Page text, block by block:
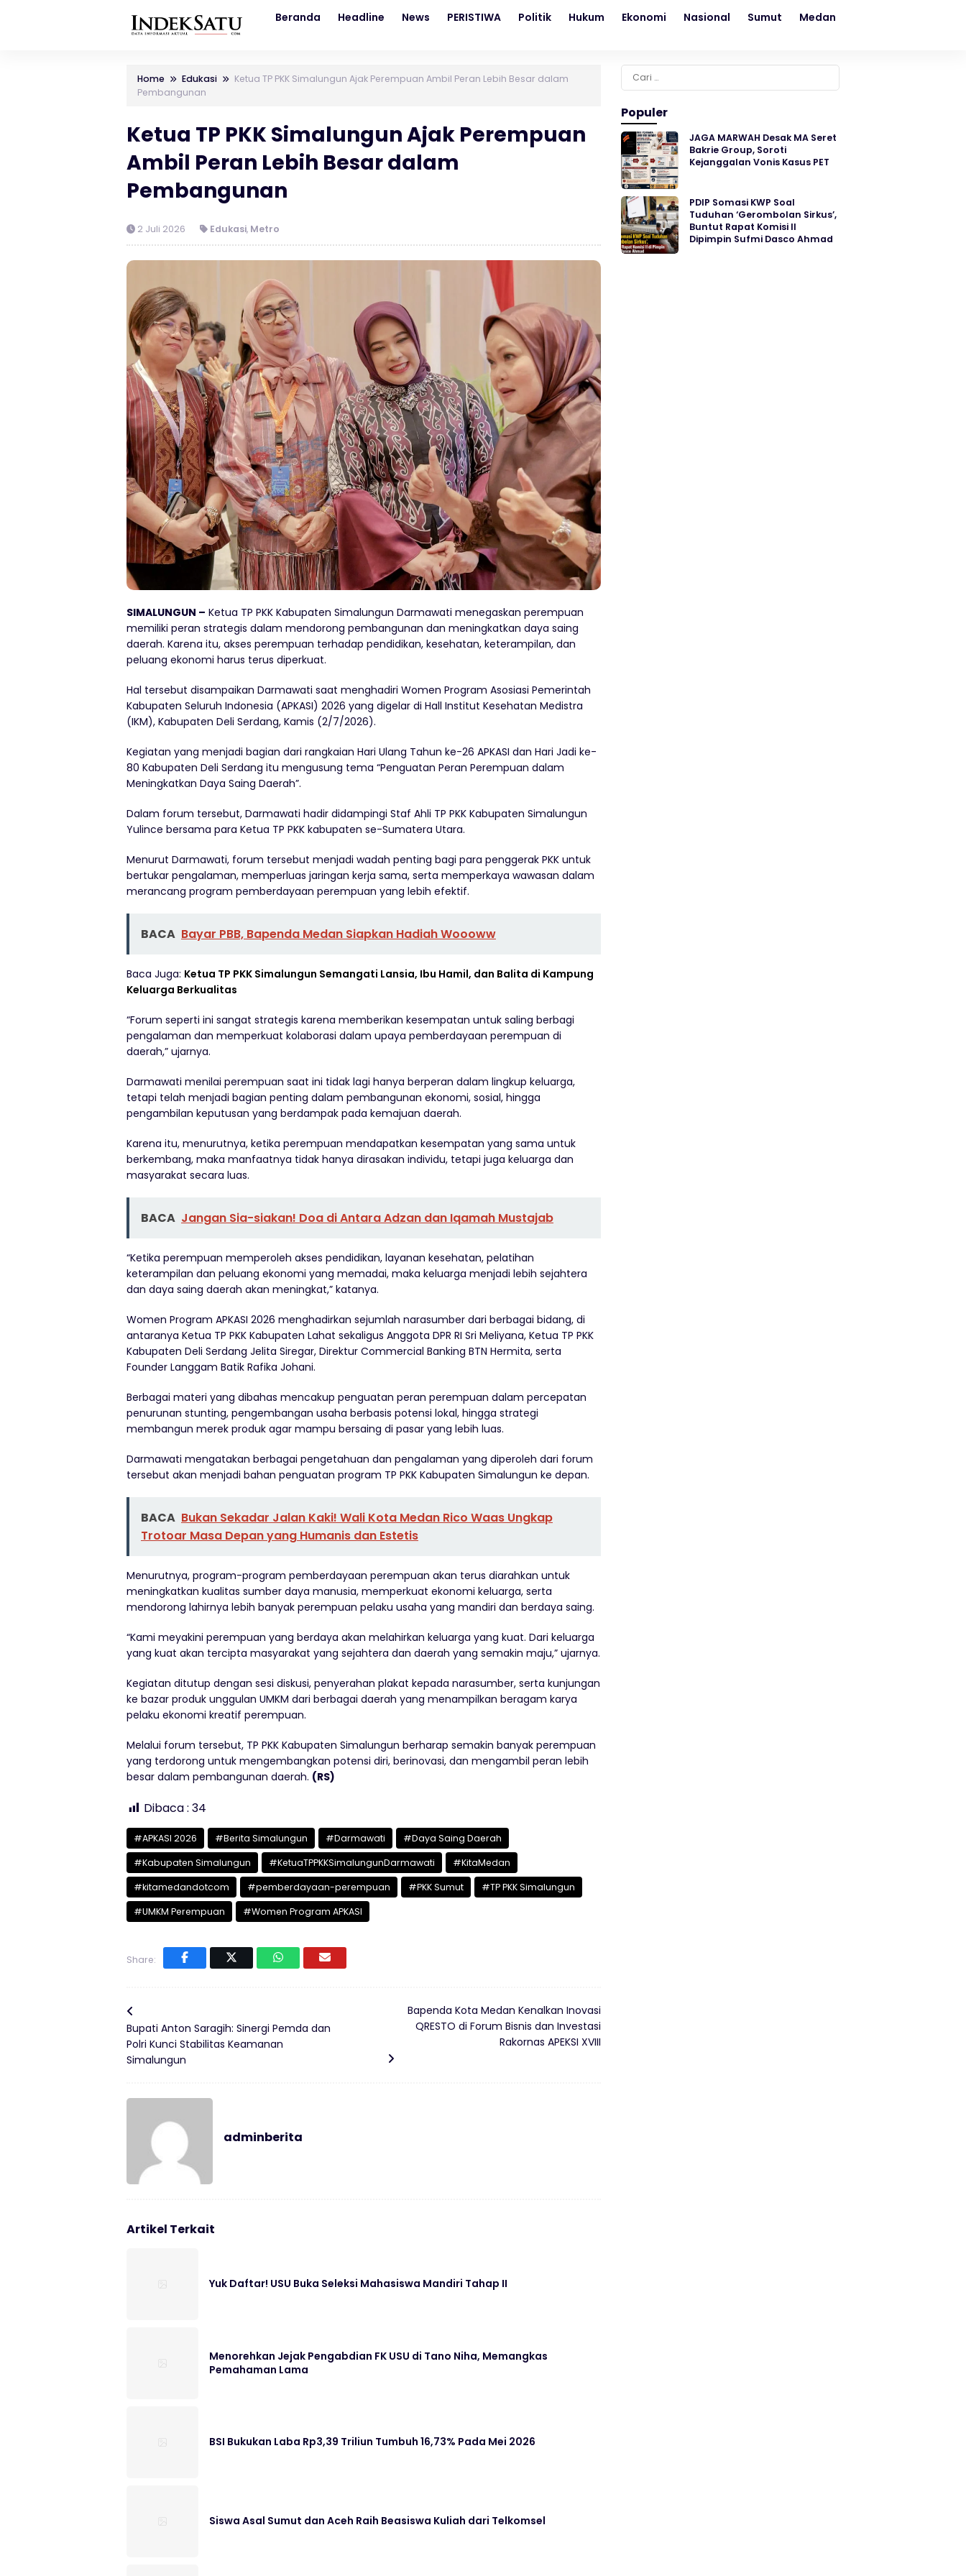
Beranda Headline News PERISTIWA Politik Hukum Ekonomi Nasional Sumut Medan
Home Edukasi
Ketua TP PKK Simalungun Ajak Perempuan Ambil Peran Lebih Besar dalam
Pembangunan
Ketua TP PKK Simalungun Ajak Perempuan
Ambil Peran Lebih Besar dalam
Pembangunan
2 Juli 2026 Edukasi, Metro
SIMALUNGUN – Ketua TP PKK Kabupaten Simalungun Darmawati menegaskan perempuan
memiliki peran strategis dalam mendorong pembangunan dan meningkatkan daya saing
daerah. Karena itu, akses perempuan terhadap pendidikan, kesehatan, keterampilan, dan
peluang ekonomi harus terus diperkuat.
Hal tersebut disampaikan Darmawati saat menghadiri Women Program Asosiasi Pemerintah
Kabupaten Seluruh Indonesia (APKASI) 2026 yang digelar di Hall Institut Kesehatan Medistra
(IKM), Kabupaten Deli Serdang, Kamis (2/7/2026).
Kegiatan yang menjadi bagian dari rangkaian Hari Ulang Tahun ke-26 APKASI dan Hari Jadi ke-
80 Kabupaten Deli Serdang itu mengusung tema “Penguatan Peran Perempuan dalam
Meningkatkan Daya Saing Daerah”.
Dalam forum tersebut, Darmawati hadir didampingi Staf Ahli TP PKK Kabupaten Simalungun
Yulince bersama para Ketua TP PKK kabupaten se-Sumatera Utara.
Menurut Darmawati, forum tersebut menjadi wadah penting bagi para penggerak PKK untuk
bertukar pengalaman, memperluas jaringan kerja sama, serta memperkaya wawasan dalam
merancang program pemberdayaan perempuan yang lebih efektif.
BACA Bayar PBB, Bapenda Medan Siapkan Hadiah Woooww
Baca Juga: Ketua TP PKK Simalungun Semangati Lansia, Ibu Hamil, dan Balita di Kampung
Keluarga Berkualitas
“Forum seperti ini sangat strategis karena memberikan kesempatan untuk saling berbagi
pengalaman dan memperkuat kolaborasi dalam upaya pemberdayaan perempuan di
daerah,” ujarnya.
Darmawati menilai perempuan saat ini tidak lagi hanya berperan dalam lingkup keluarga,
tetapi telah menjadi bagian penting dalam pembangunan ekonomi, sosial, hingga
pengambilan keputusan yang berdampak pada kemajuan daerah.
Karena itu, menurutnya, ketika perempuan mendapatkan kesempatan yang sama untuk
berkembang, maka manfaatnya tidak hanya dirasakan individu, tetapi juga keluarga dan
masyarakat secara luas.
BACA Jangan Sia-siakan! Doa di Antara Adzan dan Iqamah Mustajab
“Ketika perempuan memperoleh akses pendidikan, layanan kesehatan, pelatihan
keterampilan dan peluang ekonomi yang memadai, maka keluarga menjadi lebih sejahtera
dan daya saing daerah akan meningkat,” katanya.
Women Program APKASI 2026 menghadirkan sejumlah narasumber dari berbagai bidang, di
antaranya Ketua TP PKK Kabupaten Lahat sekaligus Anggota DPR RI Sri Meliyana, Ketua TP PKK
Kabupaten Deli Serdang Jelita Siregar, Direktur Commercial Banking BTN Hermita, serta
Founder Langgam Batik Rafika Johani.
Berbagai materi yang dibahas mencakup penguatan peran perempuan dalam percepatan
penurunan stunting, pengembangan usaha berbasis potensi lokal, hingga strategi
membangun merek produk agar mampu bersaing di pasar yang lebih luas.
Darmawati mengatakan berbagai pengetahuan dan pengalaman yang diperoleh dari forum
tersebut akan menjadi bahan penguatan program TP PKK Kabupaten Simalungun ke depan.
BACA Bukan Sekadar Jalan Kaki! Wali Kota Medan Rico Waas Ungkap
Trotoar Masa Depan yang Humanis dan Estetis
Menurutnya, program-program pemberdayaan perempuan akan terus diarahkan untuk
meningkatkan kualitas sumber daya manusia, memperkuat ekonomi keluarga, serta
mendorong lahirnya lebih banyak perempuan pelaku usaha yang mandiri dan berdaya saing.
“Kami meyakini perempuan yang berdaya akan melahirkan keluarga yang kuat. Dari keluarga
yang kuat akan tercipta masyarakat yang sejahtera dan daerah yang semakin maju,” ujarnya.
Kegiatan ditutup dengan sesi diskusi, penyerahan plakat kepada narasumber, serta kunjungan
ke bazar produk unggulan UMKM dari berbagai daerah yang menampilkan beragam karya
pelaku ekonomi kreatif perempuan.
Melalui forum tersebut, TP PKK Kabupaten Simalungun berharap semakin banyak perempuan
yang terdorong untuk mengembangkan potensi diri, berinovasi, dan mengambil peran lebih
besar dalam pembangunan daerah. (RS)
Dibaca : 34
#APKASI 2026 #Berita Simalungun #Darmawati
#Daya Saing Daerah
#Kabupaten Simalungun
#KetuaTPPKKSimalungunDarmawati
#KitaMedan
#kitamedandotcom
#pemberdayaan-perempuan #PKK Sumut
#TP PKK Simalungun
#UMKM Perempuan
#Women Program APKASI
Share:
Bupati Anton Saragih: Sinergi Pemda dan
Polri Kunci Stabilitas Keamanan
Simalungun
Bapenda Kota Medan Kenalkan Inovasi
QRESTO di Forum Bisnis dan Investasi
Rakornas APEKSI XVIII
adminberita
Artikel Terkait
Yuk Daftar! USU Buka Seleksi Mahasiswa Mandiri Tahap II
Menorehkan Jejak Pengabdian FK USU di Tano Niha, Memangkas
Pemahaman Lama
BSI Bukukan Laba Rp3,39 Triliun Tumbuh 16,73% Pada Mei 2026
Siswa Asal Sumut dan Aceh Raih Beasiswa Kuliah dari Telkomsel
Cari
untuk:
Populer
JAGA MARWAH Desak MA Seret
Bakrie Group, Soroti
Kejanggalan Vonis Kasus PET
PDIP Somasi KWP Soal
Tuduhan ‘Gerombolan Sirkus’,
Buntut Rapat Komisi II
Dipimpin Sufmi Dasco Ahmad